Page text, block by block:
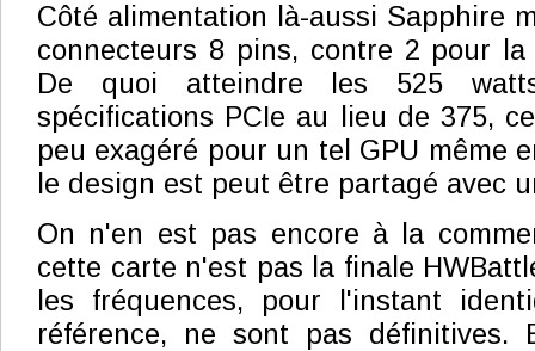
Côté alimentation là-aussi Sapphire
connecteurs 8 pins, contre 2 pour
De quoi atteindre les 525
spécifications PCIe au lieu de 375,
peu exagéré pour un tel GPU même
le design est peut être partagé avec
On n'en est pas encore à la
cette carte n'est pas la finale
les fréquences, pour l'instant
référence, ne sont pas définitives.